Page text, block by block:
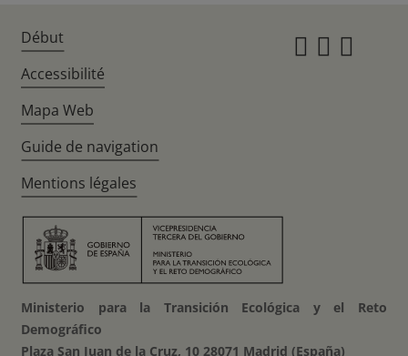
Début
Accessibilité
Mapa Web
Guide de navigation
Mentions légales
Ministerio para la Transición Ecológica y el Reto
Demográfico
Plaza San Juan de la Cruz, 10 28071 Madrid (España)